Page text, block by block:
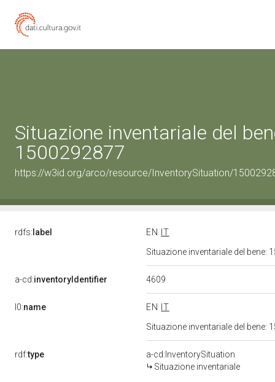
Situazione inventariale del
1500292877
https://w3id.org/arco/resource/InventorySituation/
rdfs: label EN
IT
Situazione inventariale del bene:
a-cd:inventoryIdentifier 4609
l0:name EN
IT
Situazione inventariale del bene:
rdf:type
a-cd:InventorySituation
Situazione inventariale